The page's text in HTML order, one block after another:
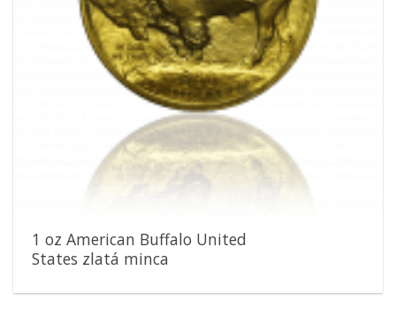
1 oz American Buffalo United
States zlatá minca